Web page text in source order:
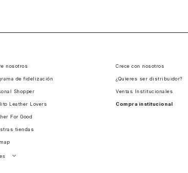
nosotros
de fidelización
Shopper
Leather Lovers
For Good
tiendas
Crece con nosotros
¿Quieres ser distribuidor?
Ventas Institucionales
Compra institucional